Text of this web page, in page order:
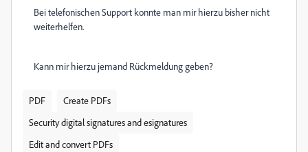
Bei telefonischen Support konnte man mir hierzu bisher nicht
weiterhelfen.
Kann mir hierzu jemand Rückmeldung geben?
PDF
Create PDFs
Security digital signatures and esignatures
Edit and convert PDFs